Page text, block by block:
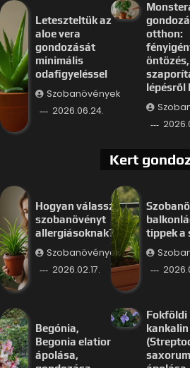
Leteszteltük az
aloe vera
gondozását
minimális
odafigyeléssel
Szobanövények
2026.06.24.
otthon:
öntözés,
lépésről
Kert
Hogyan válassz
szobanövényt
allergiásoknak?
Szobanövények
2026.02.17.
tippek a
Begónia,
Begonia elatior
ápolása,
Fokföldi
kankalin